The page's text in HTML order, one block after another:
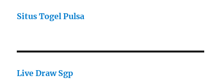
Situs Togel Pulsa
Live Draw Sgp